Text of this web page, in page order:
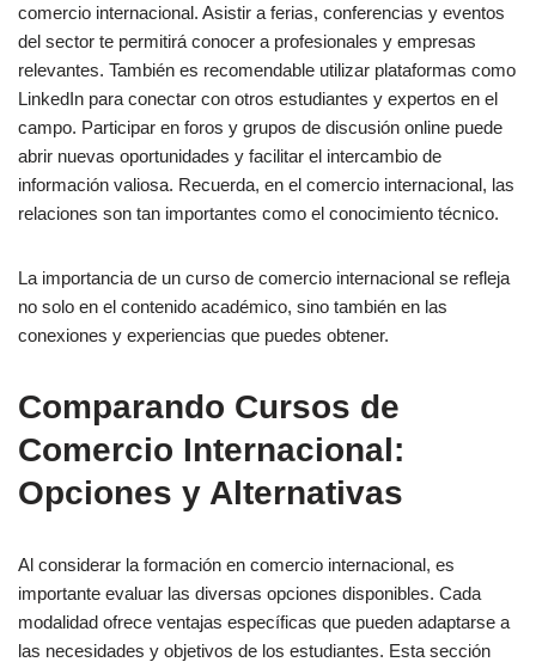
comercio internacional. Asistir a ferias, conferencias y eventos
del sector te permitirá conocer a profesionales y empresas
relevantes. También es recomendable utilizar plataformas como
LinkedIn para conectar con otros estudiantes y expertos en el
campo. Participar en foros y grupos de discusión online puede
abrir nuevas oportunidades y facilitar el intercambio de
información valiosa. Recuerda, en el comercio internacional, las
relaciones son tan importantes como el conocimiento técnico.
La importancia de un curso de comercio internacional se refleja
no solo en el contenido académico, sino también en las
conexiones y experiencias que puedes obtener.
Comparando Cursos de
Comercio Internacional:
Opciones y Alternativas
Al considerar la formación en comercio internacional, es
importante evaluar las diversas opciones disponibles. Cada
modalidad ofrece ventajas específicas que pueden adaptarse a
las necesidades y objetivos de los estudiantes. Esta sección